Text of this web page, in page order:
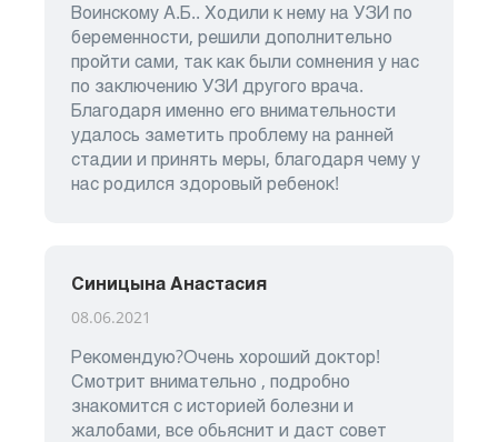
Воинскому А.Б.. Ходили к нему на УЗИ по
беременности, решили дополнительно
пройти сами, так как были сомнения у нас
по заключению УЗИ другого врача.
Благодаря именно его внимательности
удалось заметить проблему на ранней
стадии и принять меры, благодаря чему у
нас родился здоровый ребенок!
Синицына Анастасия
08.06.2021
Рекомендую?Очень хороший доктор!
Смотрит внимательно , подробно
знакомится с историей болезни и
жалобами, все обьяснит и даст совет